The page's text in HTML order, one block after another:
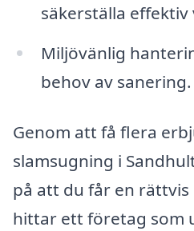
säkerställa
Miljövänlig
behov av sanering.
Genom att få flera
slamsugning i
på att du får en
hittar ett företag som